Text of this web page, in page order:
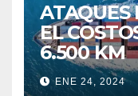
ATAQUES
EL
6.500 KM
ENE 24, 2024